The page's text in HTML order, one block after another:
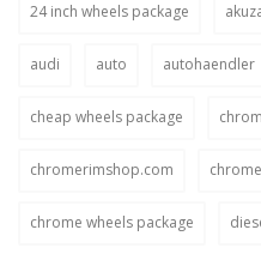
24 inch wheels package
audi auto autohaendler
cheap wheels package
chromerimshop.com
chrome wheels package